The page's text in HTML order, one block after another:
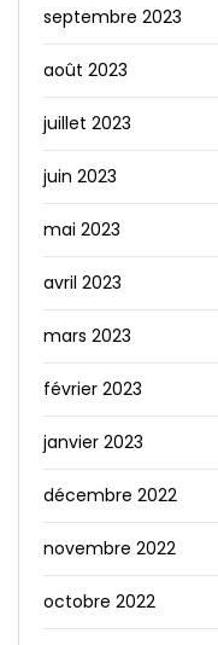
septembre 2023
août 2023
juillet 2023
juin 2023
mai 2023
avril 2023
mars 2023
février 2023
janvier 2023
décembre 2022
novembre 2022
octobre 2022